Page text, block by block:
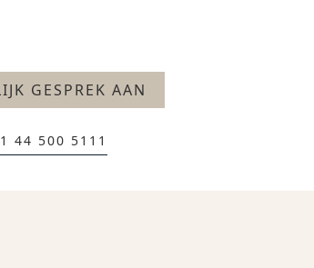
GESPREK AAN
44 500 5111